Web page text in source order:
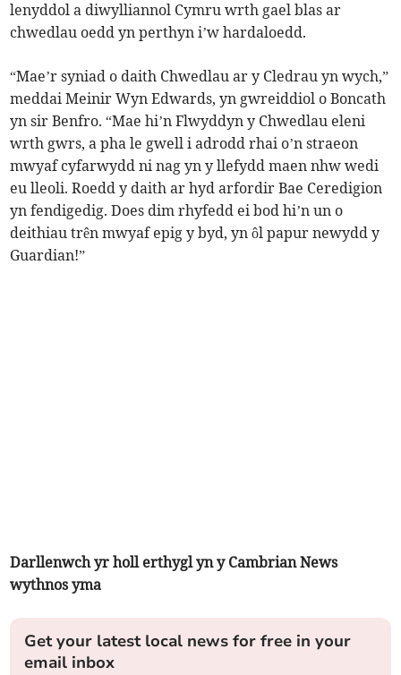
lenyddol a diwylliannol Cymru wrth gael blas ar
chwedlau oedd yn perthyn i’w hardaloedd.
“Mae’r syniad o daith Chwedlau ar y Cledrau yn wych,”
meddai Meinir Wyn Edwards, yn gwreiddiol o Boncath
yn sir Benfro. “Mae hi’n Flwyddyn y Chwedlau eleni
wrth gwrs, a pha le gwell i adrodd rhai o’n straeon
mwyaf cyfarwydd ni nag yn y llefydd maen nhw wedi
eu lleoli. Roedd y daith ar hyd arfordir Bae Ceredigion
yn fendigedig. Does dim rhyfedd ei bod hi’n un o
deithiau trên mwyaf epig y byd, yn ôl papur newydd y
Guardian!”
Darllenwch yr holl erthygl yn y Cambrian News
wythnos yma
Get your latest local news for free in your
email inbox